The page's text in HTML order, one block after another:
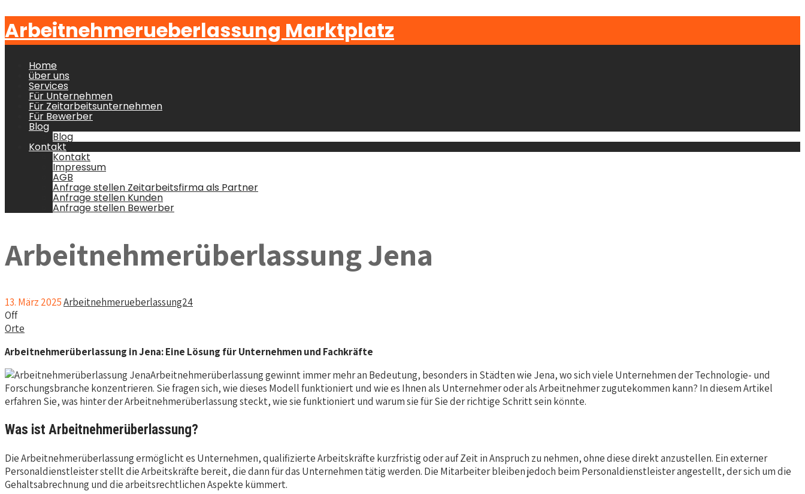
Arbeitnehmerueberlassung Marktplatz
Home
über uns
Services
Für Unternehmen
Für Zeitarbeitsunternehmen
Für Bewerber
Blog
Blog
Kontakt
Kontakt
Impressum
AGB
Anfrage stellen Zeitarbeitsfirma als Partner
Anfrage stellen Kunden
Anfrage stellen Bewerber
Arbeitnehmerüberlassung Jena
13. März 2025Arbeitnehmerueberlassung24
Off
Orte
Arbeitnehmerüberlassung in Jena: Eine Lösung für Unternehmen und Fachkräfte
Arbeitnehmerüberlassung gewinnt immer mehr an Bedeutung, besonders in Städten wie Jena, wo sich viele Unternehmen der Technologie- und
Forschungsbranche konzentrieren. Sie fragen sich, wie dieses Modell funktioniert und wie es Ihnen als Unternehmer oder als Arbeitnehmer zugutekommen kann? In diesem Artikel
erfahren Sie, was hinter der Arbeitnehmerüberlassung steckt, wie sie funktioniert und warum sie für Sie der richtige Schritt sein könnte.
Was ist Arbeitnehmerüberlassung?
Die Arbeitnehmerüberlassung ermöglicht es Unternehmen, qualifizierte Arbeitskräfte kurzfristig oder auf Zeit in Anspruch zu nehmen, ohne diese direkt anzustellen. Ein externer
Personaldienstleister stellt die Arbeitskräfte bereit, die dann für das Unternehmen tätig werden. Die Mitarbeiter bleiben jedoch beim Personaldienstleister angestellt, der sich um die
Gehaltsabrechnung und die arbeitsrechtlichen Aspekte kümmert.